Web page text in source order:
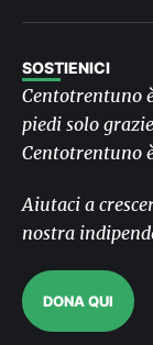
SOSTIENICI
Centotrentuno
piedi solo
Centotrentuno
Aiutaci a
nostra
DONA QUI